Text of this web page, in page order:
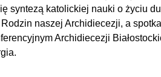
syntezą katolickiej nauki o życiu
naszej Archidiecezji, a
Archidiecezji